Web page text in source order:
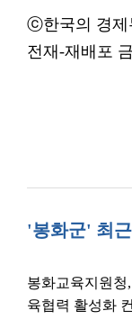
ⓒ한국의 경제
전재-재배포
'봉화군' 최
봉화교육지원청,
육협력 활성화